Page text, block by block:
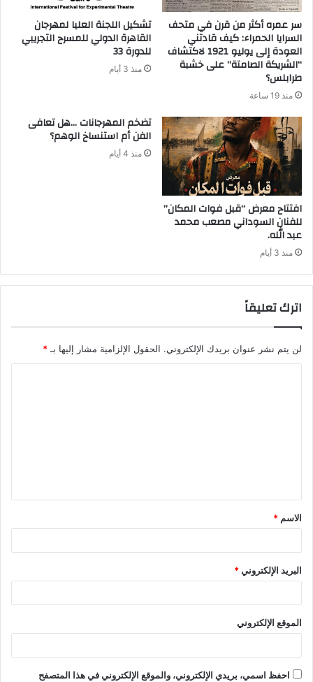
سر عمره أكثر من قرن في متحف
السرايا الحمراء: كيف قادتني
العودة إلى يوليو 1921 لاكتشاف
“الشريكة الصامتة” على خشبة
طرابلس؟
منذ 19 ساعة
تشكيل اللجنة العليا لمهرجان
القاهرة الدولي للمسرح التجريبي
للدورة 33
منذ 3 أيام
افتتاح معرض “قبل فوات المكان”
للفنان السوداني مصعب محمد
عبد الله.
منذ 3 أيام
‬الفن‭ ‬أم‭ ‬استنساخ‭ ‬الوهم؟
منذ 4 أيام
اترك تعليقاً
لن يتم نشر عنوان بريدك الإلكتروني. الحقول الإلزامية مشار إليها بـ *
ق
*
الاسم *
البريد الإلكتروني*
الموقع الإلكتروني
احفظ اسمي، بريدي الإلكتروني، والموقع الإلكتروني في هذا المتصفح